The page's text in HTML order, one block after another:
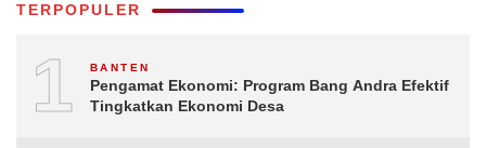
TERPOPULER
1 BANTEN
Pengamat Ekonomi: Program Bang Andra Efektif
Tingkatkan Ekonomi Desa